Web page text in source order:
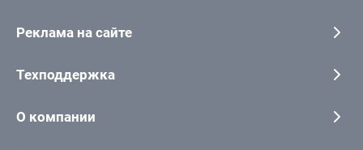
Реклама на сайте
Техподдержка
О компании